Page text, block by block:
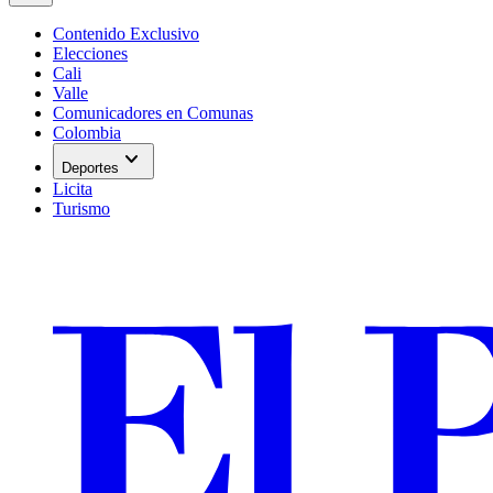
Contenido Exclusivo
Elecciones
Cali
Valle
Comunicadores en Comunas
Colombia
Deportes expand_more
Licita
Turismo